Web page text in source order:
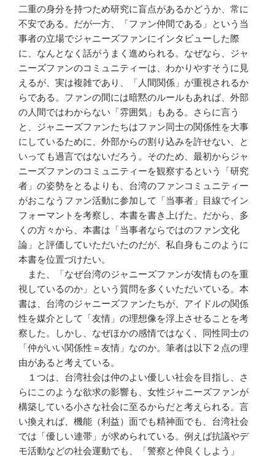
二重の身分を持つため研究に盲点があるかどうか、常に
不安である。だが一方、「ファン仲間である」という当
事者の立場でジャニーズファンにインタビューした際
に、なんとなく話がうまく進められる。なぜなら、ジャ
ニーズファンのコミュニティーは、わかりやすそうに見
えるが、実は複雑であり、「人間関係」が重視されるか
らである。ファンの間には暗黙のルールもあれば、外部
の人間ではわからない「雰囲気」もある。さらに言う
と、ジャニーズファンたちはファン同士の関係性を大事
にしているために、外部からの割り込みを許せない、と
いっても過言ではないだろう。そのため、最初からジャ
ニーズファンのコミュニティーを観察するという「研究
者」の姿勢をとるよりも、台湾のファンコミュニティー
がおこなうファン活動に参加して「当事者」目線でイン
フォーマントを考察し、本書を書き上げた。だから、多
くの方々から、本書は「当事者ならではのファン文化
論」と評価していただいたのだが、私自身もこのように
本書を位置づけたい。
また、「なぜ台湾のジャニーズファンが友情ものを重
視しているのか」という質問を多くいただいている。本
書は、台湾のジャニーズファンたちが、アイドルの関係
性を媒介として「友情」の理想像を浮上させることを考
察した。しかし、なぜほかの感情ではなく、同性同士の
「仲がいい関係性＝友情」なのか。筆者は以下２点の理
由があると考えている。
１つは、台湾社会は仲のよい優しい社会を目指し、さ
らにこのような欲求の影響も、女性ジャニーズファンが
構築している小さな社会に至るからだと考えられる。言
い換えれば、機能（利益）面でも精神面でも、台湾社会
では「優しい連帯」が求められている。例えば抗議やデ
モ活動などの社会運動でも、「警察と仲良くしよう」